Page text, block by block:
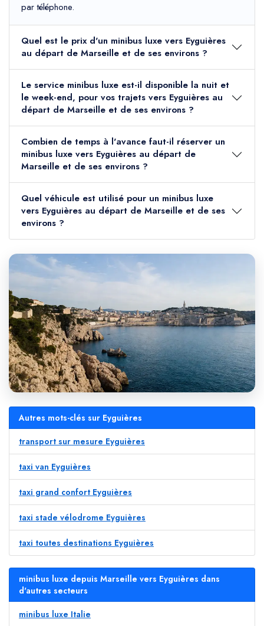
par téléphone.
Quel est le prix d'un minibus luxe vers Eyguières
au départ de Marseille et de ses environs ?
Le service minibus luxe est-il disponible la nuit et
le week-end, pour vos trajets vers Eyguières au
départ de Marseille et de ses environs ?
Combien de temps à l'avance faut-il réserver un
minibus luxe vers Eyguières au départ de
Marseille et de ses environs ?
Quel véhicule est utilisé pour un minibus luxe
vers Eyguières au départ de Marseille et de ses
environs ?
Autres mots-clés sur Eyguières
transport sur mesure Eyguières
taxi van Eyguières
taxi grand confort Eyguières
taxi stade vélodrome Eyguières
taxi toutes destinations Eyguières
minibus luxe depuis Marseille vers Eyguières dans
d'autres secteurs
minibus luxe Italie